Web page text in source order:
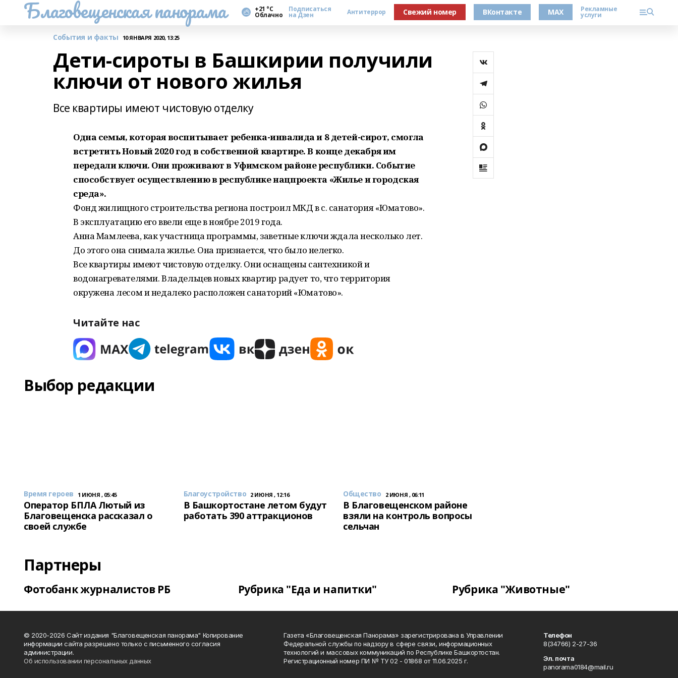
Благовещенская панорама +21 °С
Облачно
Подписаться
на Дзен Антитеррор Свежий номер ВКонтакте MAX Рекламные
услуги
События и факты 10 ЯНВАРЯ 2020, 13:25
Дети-сироты в Башкирии получили
ключи от нового жилья
Все квартиры имеют чистовую отделку
Одна семья, которая воспитывает ребенка-инвалида и 8 детей-сирот, смогла
встретить Новый 2020 год в собственной квартире. В конце декабря им
передали ключи. Они проживают в Уфимском районе республики. Событие
способствует осуществлению в республике нацпроекта «Жилье и городская
среда».
Фонд жилищного строительства региона построил МКД в с. санатория «Юматово».
В эксплуатацию его ввели еще в ноябре 2019 года.
Анна Мамлеева, как участница программы, заветные ключи ждала несколько лет.
До этого она снимала жилье. Она признается, что было нелегко.
Все квартиры имеют чистовую отделку. Они оснащены сантехникой и
водонагревателями. Владельцев новых квартир радует то, что территория
окружена лесом и недалеко расположен санаторий «Юматово».
Читайте нас
Выбор редакции
Время героев 1 ИЮНЯ , 05:45
Оператор БПЛА Лютый из
Благовещенска рассказал о
своей службе
Благоустройство 2 ИЮНЯ , 12:16
В Башкортостане летом будут
работать 390 аттракционов
Общество 2 ИЮНЯ , 06:11
В Благовещенском районе
взяли на контроль вопросы
сельчан
Партнеры
Фотобанк журналистов РБ Рубрика "Еда и напитки" Рубрика "Животные"
© 2020-2026 Сайт издания "Благовещенская панорама" Копирование
информации сайта разрешено только с письменного согласия
администрации.
Об использовании персональных данных
Газета «Благовещенская Панорама» зарегистрирована в Управлении
Федеральной службы по надзору в сфере связи, информационных
технологий и массовых коммуникаций по Республике Башкортостан.
Регистрационный номер ПИ № ТУ 02 - 01868 от 11.06.2025 г.
Телефон
8(34766) 2-27-36
Эл. почта
panorama0184@mail.ru